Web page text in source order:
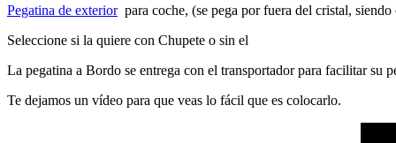
Pegatina de exteriorpara coche, (se pega por fuera del cristal,
Seleccione si la quiere con Chupete o sin el
La pegatina a Bordo se entrega con el transportador para facilitar su
Te dejamos un vídeo para que veas lo fácil que es colocarlo.